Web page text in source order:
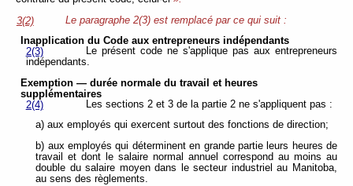
3(2)
Le paragraphe 2(3) est remplacé par ce qui suit :
Inapplication du Code aux entrepreneurs indépendants
2(3)
Le présent code ne s'applique pas aux entrepreneurs
indépendants.
Exemption — durée normale du travail et heures
supplémentaires
2(4)
Les sections 2 et 3 de la partie 2 ne s'appliquent pas :
a) aux employés qui exercent surtout des fonctions de direction;
b) aux employés qui déterminent en grande partie leurs heures de
travail et dont le salaire normal annuel correspond au moins au
double du salaire moyen dans le secteur industriel au Manitoba,
au sens des règlements.